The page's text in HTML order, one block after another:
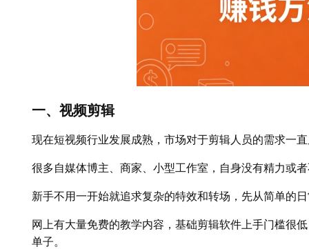
一、视频剪辑
现在短视频行业发展成熟，市场对于剪辑人员的需求一
很多自媒体博主、商家、小型工作室，自身没有精力或
新手不用一开始就追求复杂的特效和转场，先从简单的
网上有大量免费的教学内容，基础剪辑软件上手门槛很
单子。